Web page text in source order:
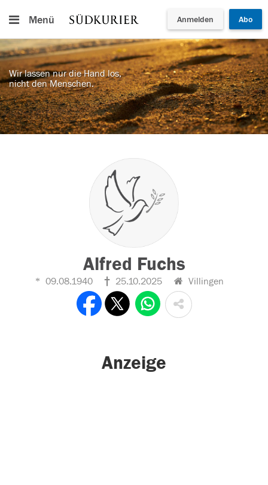
Menü Anmelden Abo
Wir lassen nur die Hand los,
nicht den Menschen.
Alfred Fuchs
09.08.1940 25.10.2025 Villingen
Anzeige